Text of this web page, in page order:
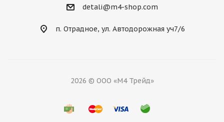
detali@m4-shop.com
п. Отрадное, ул. Автодорожная уч7/6
2026 © ООО «М4 Трейд»